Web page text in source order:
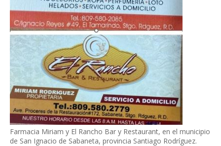
Farmacia Miriam y El Rancho Bar y Restaurant, en el municipio
de San Ignacio de Sabaneta, provincia Santiago Rodríguez.